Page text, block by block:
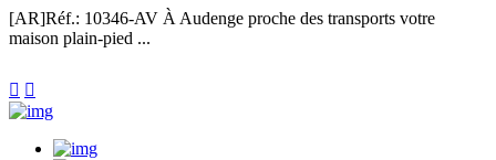
[AR]Réf.: 10346-AV À Audenge proche des transports votre
maison plain-pied ...
 